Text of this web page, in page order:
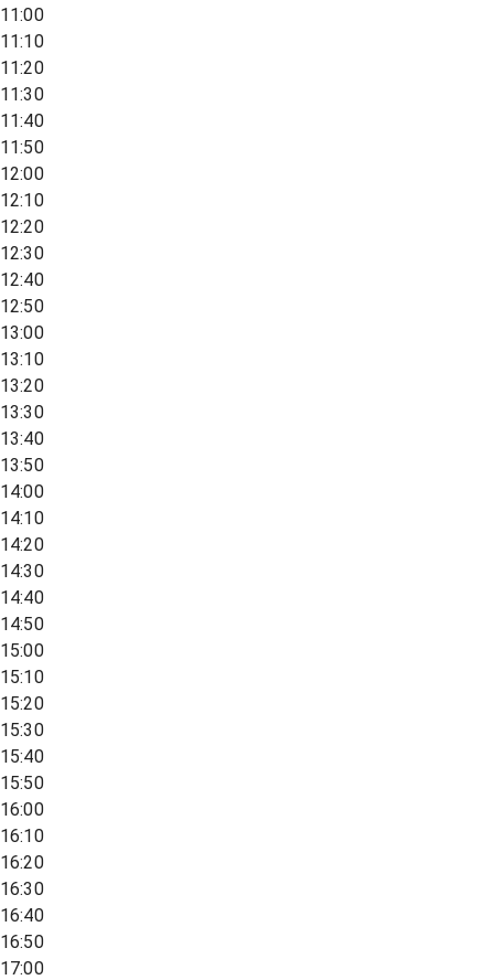
11:00
11:10
11:20
11:30
11:40
11:50
12:00
12:10
12:20
12:30
12:40
12:50
13:00
13:10
13:20
13:30
13:40
13:50
14:00
14:10
14:20
14:30
14:40
14:50
15:00
15:10
15:20
15:30
15:40
15:50
16:00
16:10
16:20
16:30
16:40
16:50
17:00